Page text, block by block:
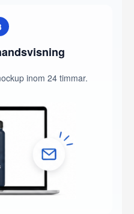
inom 24 timmar.